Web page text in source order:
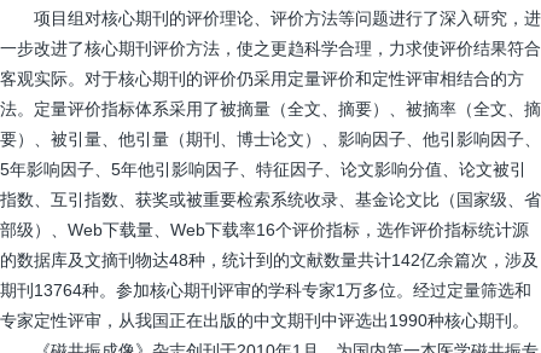
项目组对核心期刊的评价理论、评价方法等问题进行了深入研究，进
一步改进了核心期刊评价方法，使之更趋科学合理，力求使评价结果符合
客观实际。对于核心期刊的评价仍采用定量评价和定性评审相结合的方
法。定量评价指标体系采用了被摘量（全文、摘要）、被摘率（全文、摘
要）、被引量、他引量（期刊、博士论文）、影响因子、他引影响因子、
5年影响因子、5年他引影响因子、特征因子、论文影响分值、论文被引
指数、互引指数、获奖或被重要检索系统收录、基金论文比（国家级、省
部级）、Web下载量、Web下载率16个评价指标，选作评价指标统计源
的数据库及文摘刊物达48种，统计到的文献数量共计142亿余篇次，涉及
期刊13764种。参加核心期刊评审的学科专家1万多位。经过定量筛选和
专家定性评审，从我国正在出版的中文期刊中评选出1990种核心期刊。